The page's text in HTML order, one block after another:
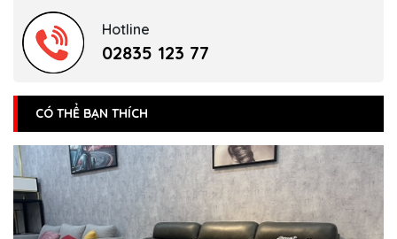
Hotline
02835 123 77
CÓ THỂ BẠN THÍCH